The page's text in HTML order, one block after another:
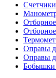
Оправы
Оправы
Бобышки